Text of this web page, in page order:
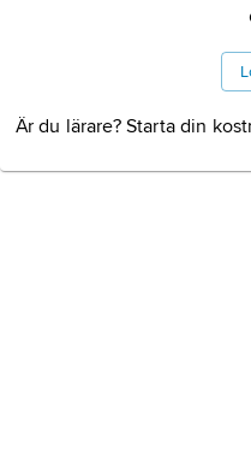
Är du lärare? Starta din